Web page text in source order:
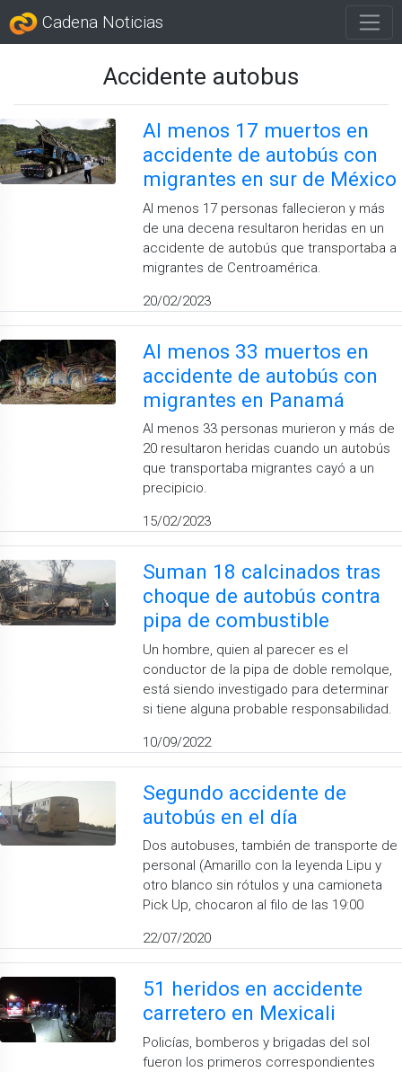
Cadena Noticias
Accidente autobus
Al menos 17 muertos en
accidente de autobús con
migrantes en sur de México
Al menos 17 personas fallecieron y más
de una decena resultaron heridas en un
accidente de autobús que transportaba a
migrantes de Centroamérica.
20/02/2023
Al menos 33 muertos en
accidente de autobús con
migrantes en Panamá
Al menos 33 personas murieron y más de
20 resultaron heridas cuando un autobús
que transportaba migrantes cayó a un
precipicio.
15/02/2023
Suman 18 calcinados tras
choque de autobús contra
pipa de combustible
Un hombre, quien al parecer es el
conductor de la pipa de doble remolque,
está siendo investigado para determinar
si tiene alguna probable responsabilidad.
10/09/2022
Segundo accidente de
autobús en el día
Dos autobuses, también de transporte de
personal (Amarillo con la leyenda Lipu y
otro blanco sin rótulos y una camioneta
Pick Up, chocaron al filo de las 19:00
22/07/2020
51 heridos en accidente
carretero en Mexicali
Policías, bomberos y brigadas del sol
fueron los primeros correspondientes